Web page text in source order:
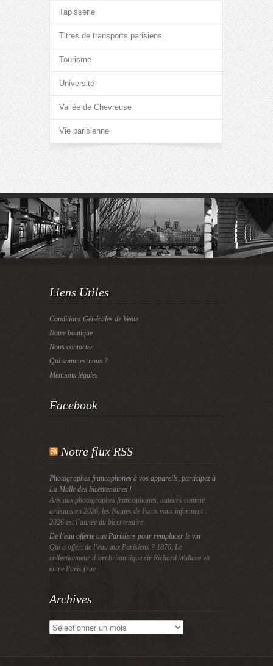
Tapisserie
Titres de transports parisiens
Tourisme
Université
Vallée de Chevreuse
Vie parisienne
Liens Utiles
Conditions Générales de Vente
Notre boutique
Nous contacter
Qui sommes-nous ?
Mentions légales
Facebook
Notre flux RSS
Photographes francophones à vos appareils, participez à
La Malle des bicentenaires !
Avis aux photographes francophones, auteurs comme
artisans en 2026, les Nautes de Paris vous informent :
2026 est l’année du bicentenaire
De l’eau offerte aux Parisiens pour remplacer le vin
Qui a offert de l’eau aux Parisiens ? 1870, Le
collectionneur d’art britannique sir Richard Wallace vit
entre Paris (rue
Archives
Archives